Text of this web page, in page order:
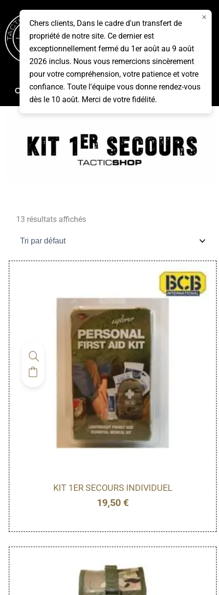
contenu
Rechercher
×
Chers clients, Dans le cadre d'un transfert de
propriété de notre site. Ce dernier est
exceptionnellement fermé du 1er août au 9 août
2026 inclus. Nous vous remercions sincèrement
pour votre compréhension, votre patience et votre
confiance. Toute l'équipe vous donne rendez-vous
dès le 10 août. Merci de votre fidélité.
13 résultats affichés
KIT 1ER SECOURS INDIVIDUEL
19,50 €